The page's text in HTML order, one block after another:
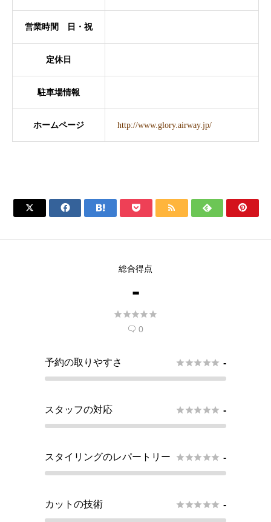
営業時間 日・祝
定休日
駐車場情報
ホームページ http://www.glory.airway.jp/
      
総合得点
-

 0
予約の取りやすさ  -
スタッフの対応  -
スタイリングのレパートリー  -
カットの技術  -